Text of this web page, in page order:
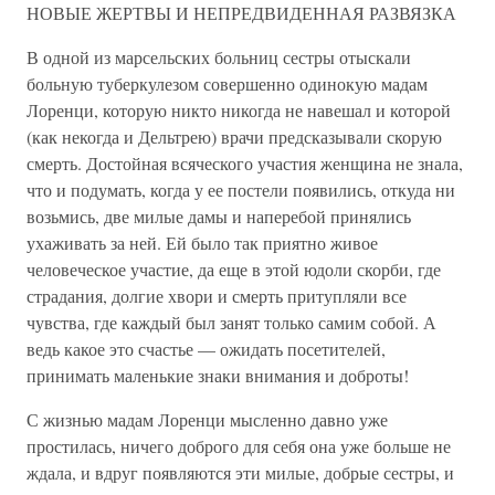
НОВЫЕ ЖЕРТВЫ И НЕПРЕДВИДЕННАЯ РАЗВЯЗКА
В одной из марсельских больниц сестры отыскали
больную туберкулезом совершенно одинокую мадам
Лоренци, которую никто никогда не навешал и которой
(как некогда и Дельтрею) врачи предсказывали скорую
смерть. Достойная всяческого участия женщина не знала,
что и подумать, когда у ее постели появились, откуда ни
возьмись, две милые дамы и наперебой принялись
ухаживать за ней. Ей было так приятно живое
человеческое участие, да еще в этой юдоли скорби, где
страдания, долгие хвори и смерть притупляли все
чувства, где каждый был занят только самим собой. А
ведь какое это счастье — ожидать посетителей,
принимать маленькие знаки внимания и доброты!
С жизнью мадам Лоренци мысленно давно уже
простилась, ничего доброго для себя она уже больше не
ждала, и вдруг появляются эти милые, добрые сестры, и